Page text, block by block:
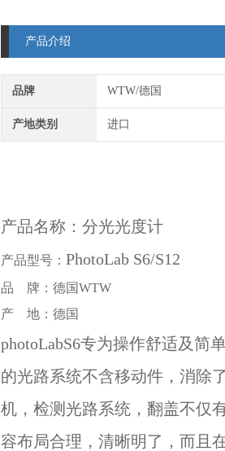
产品介绍
品牌 WTW/德国
产地类别 进口
产品名称：分光光度计
产品型号： PhotoLab S6/S12
品 牌：德国WTW
产 地：德国
photoLabS6专为操作舒适及简
的光路系统不含移动件，消除
机，检测光路系统，翻盖不仅
容布局合理，清晰明了，而且